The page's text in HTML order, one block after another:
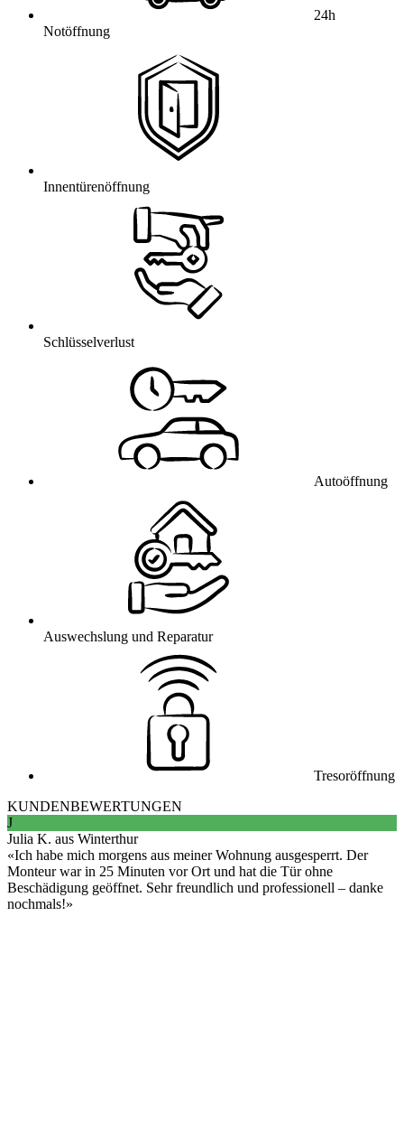
24h
Notöffnung
Innentürenöffnung
Schlüsselverlust
Autoöffnung
Auswechslung und Reparatur
Tresoröffnung
KUNDENBEWERTUNGEN
J
Julia K. aus Winterthur
Ich habe mich morgens aus meiner Wohnung ausgesperrt. Der
Monteur war in 25 Minuten vor Ort und hat die Tür ohne
Beschädigung geöffnet. Sehr freundlich und professionell – danke
nochmals!